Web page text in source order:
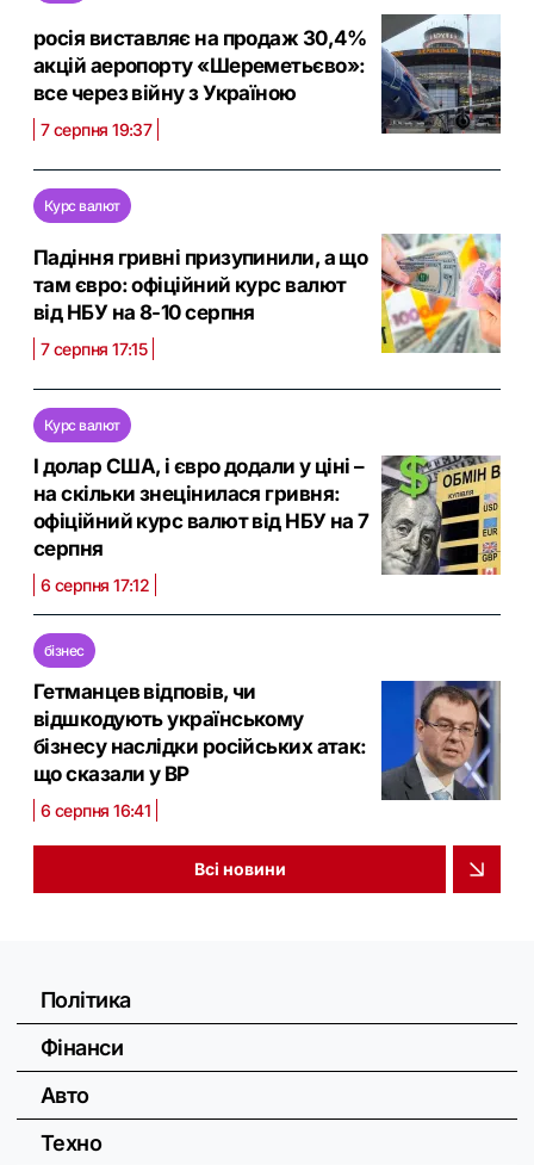
росія виставляє на продаж 30,4%
акцій аеропорту «Шереметьєво»:
все через війну з Україною
7 серпня 19:37
Курс валют
Падіння гривні призупинили, а що
там євро: офіційний курс валют
від НБУ на 8-10 серпня
7 серпня 17:15
Курс валют
І долар США, і євро додали у ціні –
на скільки знецінилася гривня:
офіційний курс валют від НБУ на 7
серпня
6 серпня 17:12
бізнес
Гетманцев відповів, чи
відшкодують українському
бізнесу наслідки російських атак:
що сказали у ВР
6 серпня 16:41
Всі новини
Політика
Фінанси
Авто
Техно